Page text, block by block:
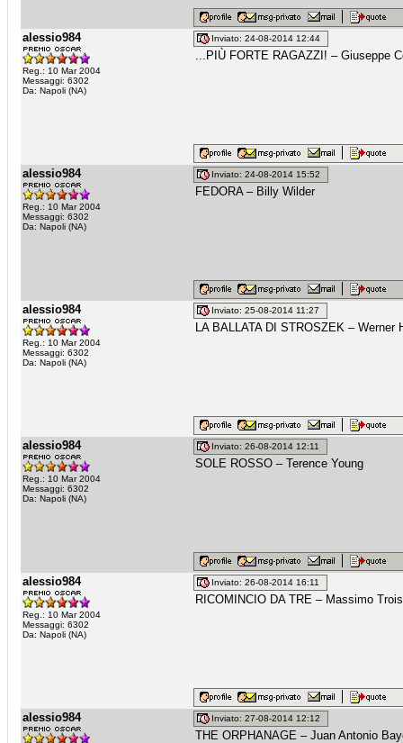
alessio984
Reg.: 10 Mar 2004
Messaggi: 6302
Da: Napoli (NA)
Inviato: 24-08-2014 12:44
...PIÙ FORTE RAGAZZI! – Giuseppe
alessio984
Reg.: 10 Mar 2004
Messaggi: 6302
Da: Napoli (NA)
Inviato: 24-08-2014 15:52
FEDORA – Billy Wilder
alessio984
Reg.: 10 Mar 2004
Messaggi: 6302
Da: Napoli (NA)
Inviato: 25-08-2014 11:27
LA BALLATA DI STROSZEK – Werner
alessio984
Reg.: 10 Mar 2004
Messaggi: 6302
Da: Napoli (NA)
Inviato: 26-08-2014 12:11
SOLE ROSSO – Terence Young
alessio984
Reg.: 10 Mar 2004
Messaggi: 6302
Da: Napoli (NA)
Inviato: 26-08-2014 16:11
RICOMINCIO DA TRE – Massimo
alessio984 Inviato: 27-08-2014 12:12
THE ORPHANAGE – Juan Antonio